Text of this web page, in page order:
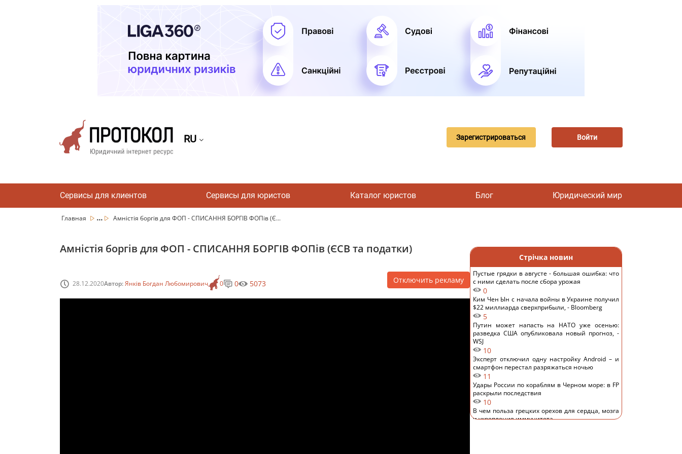
RU Зарегистрироваться Войти
Сервисы для клиентов Сервисы для юристов Каталог юристов Блог Юридический мир
Главная ... Амністія боргів для ФОП - СПИСАННЯ БОРГІВ ФОПів (Є...
Амністія боргів для ФОП - СПИСАННЯ БОРГІВ ФОПів (ЄСВ та податки)
28.12.2020Автор:Янків Богдан Любомирович 0 0 5073 Отключить рекламу
Стрічка новин
Пустые грядки в августе - большая ошибка: что
с ними сделать после сбора урожая
0
Ким Чен Ын с начала войны в Украине получил
$22 миллиарда сверхприбыли, - Bloomberg
5
Путин может напасть на НАТО уже осенью:
разведка США опубликовала новый прогноз, -
WSJ
10
Эксперт отключил одну настройку Android – и
смартфон перестал разряжаться ночью
11
Удары России по кораблям в Черном море: в FP
раскрыли последствия
10
В чем польза грецких орехов для сердца, мозга
и укрепления иммунитета